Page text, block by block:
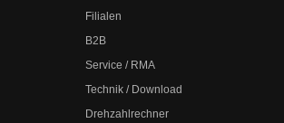
Filialen
B2B
Service / RMA
Technik / Download
Drehzahlrechner